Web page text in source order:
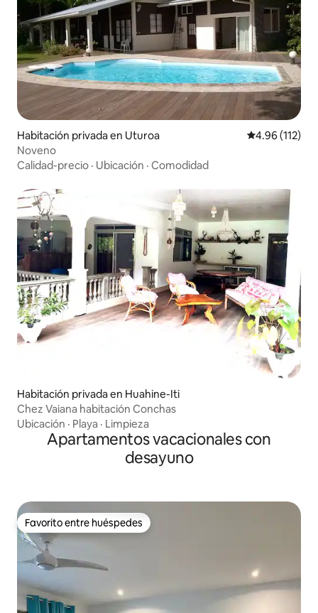
Habitación privada en Uturoa Calificación
4.96 (112)
Noveno
Calidad-precio · Ubicación · Comodidad
Habitación privada en Huahine-Iti
Chez Vaiana habitación Conchas
Ubicación · Playa · Limpieza
Apartamentos vacacionales con
desayuno
Favorito entre huéspedes
Favorito entre huéspedes